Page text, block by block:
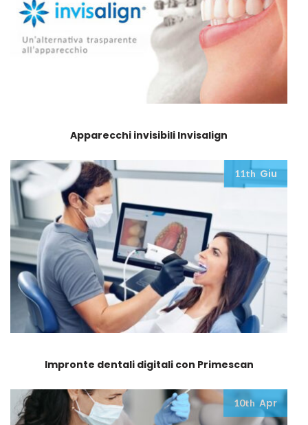
Apparecchi invisibili Invisalign
11th Giu
Impronte dentali digitali con Primescan
10th Apr